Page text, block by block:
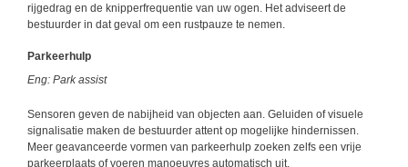
rijgedrag en de knipperfrequentie van uw ogen. Het adviseert de
bestuurder in dat geval om een rustpauze te nemen.
Parkeerhulp
Eng: Park assist
Sensoren geven de nabijheid van objecten aan. Geluiden of visuele
signalisatie maken de bestuurder attent op mogelijke hindernissen.
Meer geavanceerde vormen van parkeerhulp zoeken zelfs een vrije
parkeerplaats of voeren manoeuvres automatisch uit.